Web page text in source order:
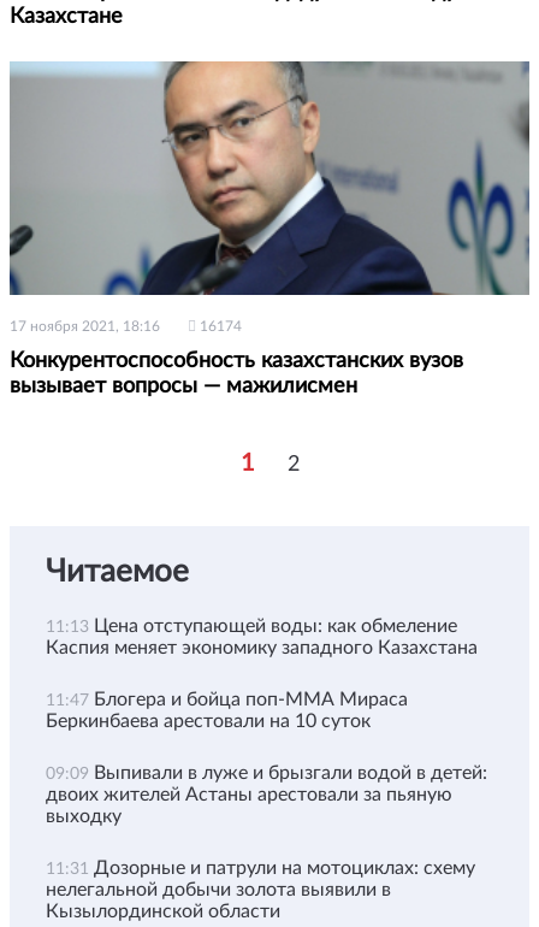
Казахстане
17 ноября 2021, 18:16 16174
Конкурентоспособность казахстанских вузов
вызывает вопросы — мажилисмен
1 2
Читаемое
11:13 Цена отступающей воды: как обмеление
Каспия меняет экономику западного Казахстана
11:47 Блогера и бойца поп-ММА Мираса
Беркинбаева арестовали на 10 суток
09:09 Выпивали в луже и брызгали водой в детей:
двоих жителей Астаны арестовали за пьяную
выходку
11:31 Дозорные и патрули на мотоциклах: схему
нелегальной добычи золота выявили в
Кызылординской области